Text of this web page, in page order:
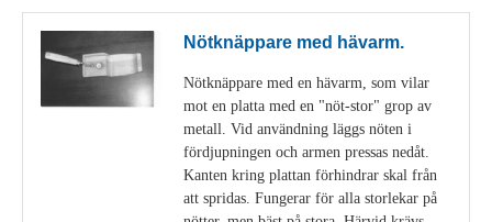
Nötknäppare med hävarm.
Nötknäppare med en hävarm, som vilar
mot en platta med en "nöt-stor" grop av
metall. Vid användning läggs nöten i
fördjupningen och armen pressas nedåt.
Kanten kring plattan förhindrar skal från
att spridas. Fungerar för alla storlekar på